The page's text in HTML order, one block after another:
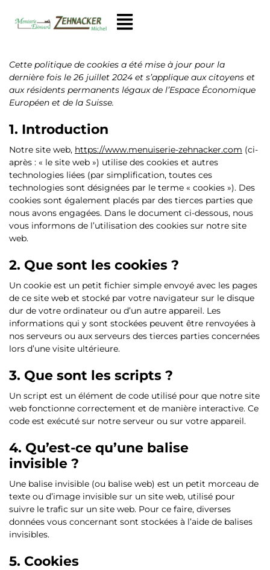
Cette politique de cookies a été mise à jour pour la
dernière fois le 26 juillet 2024 et s’applique aux citoyens et
aux résidents permanents légaux de l’Espace Économique
Européen et de la Suisse.
1. Introduction
Notre site web, https://www.menuiserie-zehnacker.com (ci-
après : « le site web ») utilise des cookies et autres
technologies liées (par simplification, toutes ces
technologies sont désignées par le terme « cookies »). Des
cookies sont également placés par des tierces parties que
nous avons engagées. Dans le document ci-dessous, nous
vous informons de l’utilisation des cookies sur notre site
web.
2. Que sont les cookies ?
Un cookie est un petit fichier simple envoyé avec les pages
de ce site web et stocké par votre navigateur sur le disque
dur de votre ordinateur ou d’un autre appareil. Les
informations qui y sont stockées peuvent être renvoyées à
nos serveurs ou aux serveurs des tierces parties concernées
lors d’une visite ultérieure.
3. Que sont les scripts ?
Un script est un élément de code utilisé pour que notre site
web fonctionne correctement et de manière interactive. Ce
code est exécuté sur notre serveur ou sur votre appareil.
4. Qu’est-ce qu’une balise
invisible ?
Une balise invisible (ou balise web) est un petit morceau de
texte ou d’image invisible sur un site web, utilisé pour
suivre le trafic sur un site web. Pour ce faire, diverses
données vous concernant sont stockées à l’aide de balises
invisibles.
5. Cookies